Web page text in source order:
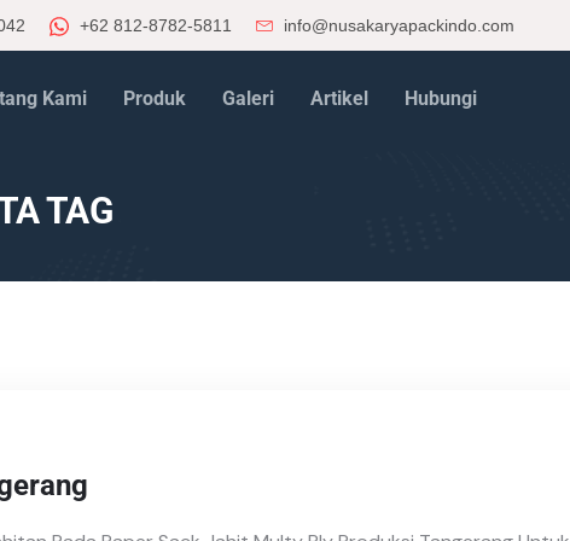
+62 812-8782-5811 info@nusakaryapackindo.com
Kami Produk Galeri Artikel Hubungi
TAG